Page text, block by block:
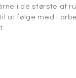
i de største af
at følge med i